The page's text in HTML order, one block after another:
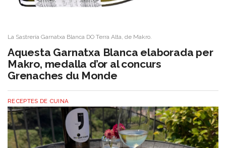
La Sastrería Garnatxa Blanca DO Terra Alta, de Makro.
Aquesta Garnatxa Blanca elaborada per
Makro, medalla d’or al concurs
Grenaches du Monde
RECEPTES DE CUINA